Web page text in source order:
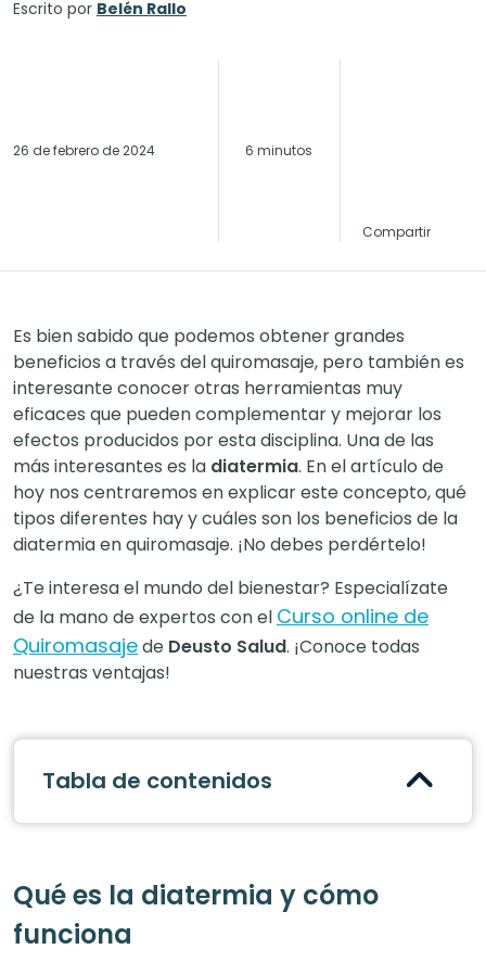
Escrito por Belén Rallo
26 de febrero de 2024 6 minutos
Compartir
Es bien sabido que podemos obtener grandes
beneficios a través del quiromasaje, pero también es
interesante conocer otras herramientas muy
eficaces que pueden complementar y mejorar los
efectos producidos por esta disciplina. Una de las
más interesantes es la diatermia. En el artículo de
hoy nos centraremos en explicar este concepto, qué
tipos diferentes hay y cuáles son los beneficios de la
diatermia en quiromasaje. ¡No debes perdértelo!
¿Te interesa el mundo del bienestar? Especialízate
de la mano de expertos con el Curso online de
Quiromasajede Deusto Salud. ¡Conoce todas
nuestras ventajas!
Tabla de contenidos
Qué es la diatermia y cómo
funciona